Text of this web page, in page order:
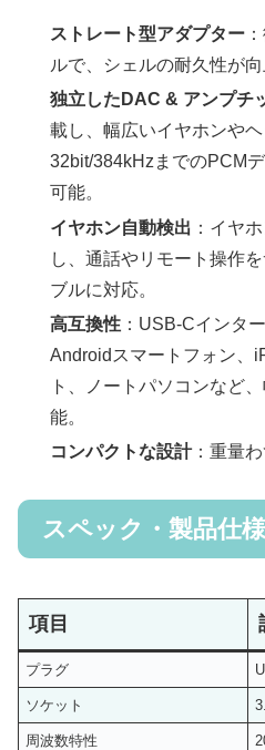
ストレート型アダプター
ルで、シェルの耐久性が向
独立したDAC & アンプチ
載し、幅広いイヤホンやヘ
32bit/384kHzまでのPCM
可能。
イヤホン自動検出 ：イヤ
し、通話やリモート操作
ブルに対応。
高互換性 ：USB-Cインタ
Androidスマートフォン、
ト、ノートパソコンなど
能。
コンパクトな設計：重量わ
スペック・製品仕
項目
プラグ
ソケット
周波数特性